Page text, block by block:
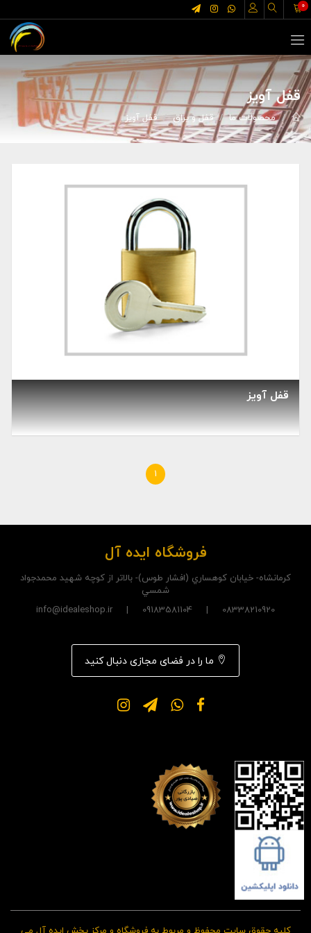
0
قفل آویز
محصولات ما قفل و یراق قفل آویز
قفل آویز
1
فروشگاه ایده آل
کرمانشاه- خيابان کوهساري (افشار طوس)- بالاتر از کوچه شهيد محمدجواد
شمسي
08338210920 | 09183581104 | info@idealeshop.ir
ما را در فضای مجازی دنبال کنید